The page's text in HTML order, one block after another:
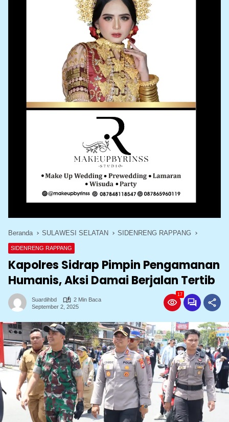
Beranda SULAWESI SELATAN SIDENRENG RAPPANG
SIDENRENG RAPPANG
Kapolres Sidrap Pimpin Pengamanan
Humanis, Aksi Damai Berjalan Tertib
Suardihbd
2 Min Baca
September 2, 2025
17